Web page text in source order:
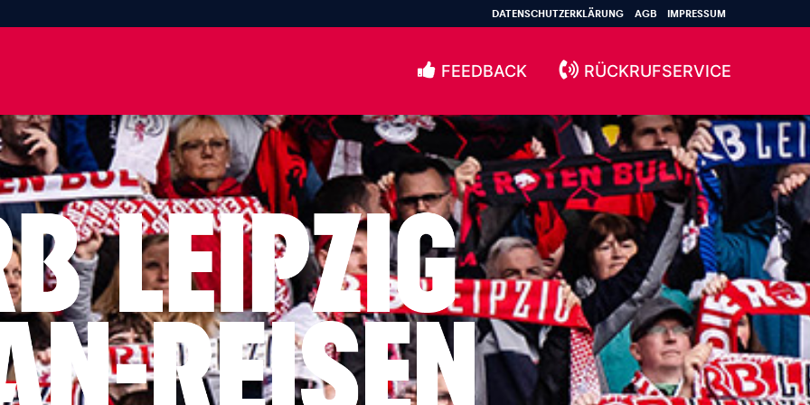
DATENSCHUTZERKLÄRUNG AGB IMPRESSUM
FEEDBACK RÜCKRUFSERVICE